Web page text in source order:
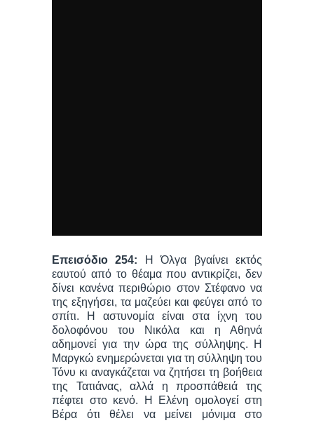
Επεισόδιο 254:
Η Όλγα βγαίνει εκτός
εαυτού από το θέαμα που αντικρίζει, δεν
δίνει κανένα περιθώριο στον Στέφανο να
της εξηγήσει, τα μαζεύει και φεύγει από το
σπίτι. Η αστυνομία είναι στα ίχνη του
δολοφόνου του Νικόλα και η Αθηνά
αδημονεί για την ώρα της σύλληψης. Η
Μαργκώ ενημερώνεται για τη σύλληψη του
Τόνυ κι αναγκάζεται να ζητήσει τη βοήθεια
της Τατιάνας, αλλά η προσπάθειά της
πέφτει στο κενό. Η Ελένη ομολογεί στη
Βέρα ότι θέλει να μείνει μόνιμα στο